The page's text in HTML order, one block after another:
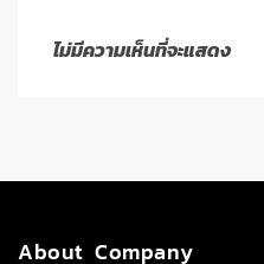
ไม่มีความเห็นที่จะแสดง
About Company